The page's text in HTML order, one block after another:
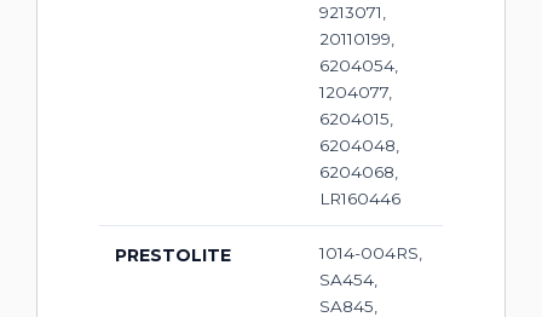
9213071,
20110199,
6204054,
1204077,
6204015,
6204048,
6204068,
LR160446
PRESTOLITE
1014-004RS,
SA454,
SA845,